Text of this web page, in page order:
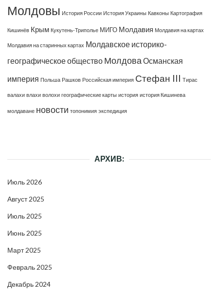
Молдовы История России История Украины Кавконы Картография
Кишинёв Крым Кукутень-Триполье МИГО Молдавия Молдавия на картах
Молдавия на старинных картах Молдавское историко-
географическое общество Молдова Османская
империя Польша Рашков Российская империя Стефан III Тирас
валахи влахи волохи географические карты история история Кишинева
молдаване новости топонимия экспедиция
АРХИВ:
Июль 2026
Август 2025
Июль 2025
Июнь 2025
Март 2025
Февраль 2025
Декабрь 2024